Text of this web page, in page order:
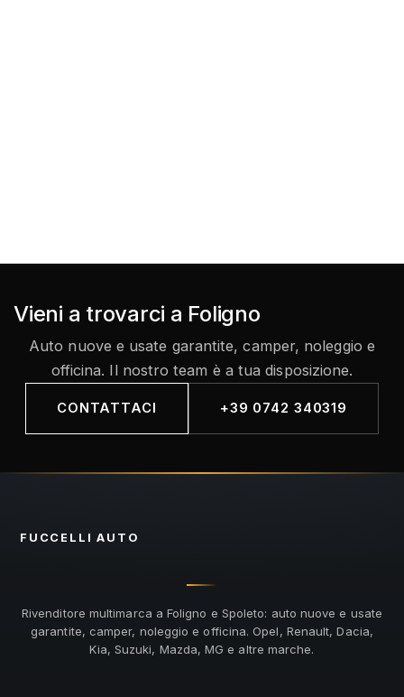
Vieni a trovarci a Foligno
Auto nuove e usate garantite, camper, noleggio e
officina. Il nostro team è a tua disposizione.
CONTATTACI +39 0742 340319
FUCCELLI AUTO
Rivenditore multimarca a Foligno e Spoleto: auto nuove e usate
garantite, camper, noleggio e officina. Opel, Renault, Dacia,
Kia, Suzuki, Mazda, MG e altre marche.